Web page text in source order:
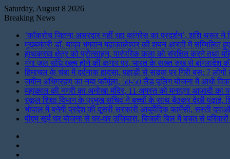
Saturday, August 8 2026
Breaking News
‘कॉकरोच जितना असरदार नहीं रहा कांग्रेस का प्रदर्शन’, शशि थरूर ने
मुख्यमंत्री डॉ. यादव भगवान महाकालेश्‍वर की शयन आरती में सम्मिलित हुए
हाथकरघा क्षेत्र को प्रोत्साहन, पारंपरिक कला को संरक्षित करने तथा
गंगा जल संधि खत्म होने की कगार पर, भारत के सख्त रुख से बांग्लादेश
हिमाचल के चंबा में दर्दनाक हादसा, पहाड़ी से सड़क पर गिरी बस; 7
जमीन अधिग्रहण का नया फॉर्मूला, 50-50 लैंड पूलिंग योजना में आधी
महाकाल की नगरी का अनोखा मंदिर, 11 अगस्त को मनाएगा आजादी का
स्कूल शिक्षा विभाग के प्रमुख सचिव ने बच्चों के साथ बैठकर देखी पढ़ाई,
भोपाल में बनेगी प्रदेश की दूसरी सरकारी आयुर्वेदिक फार्मेसी, सस्ती
पीएम सूर्य घर योजना से घर-घर उजियारा, बिजली बिल में बचत से